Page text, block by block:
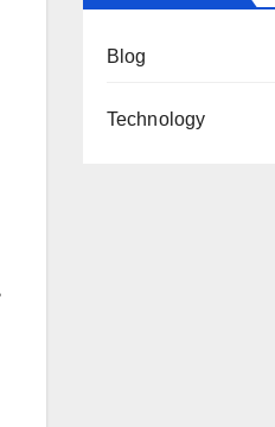
Blog
Technology